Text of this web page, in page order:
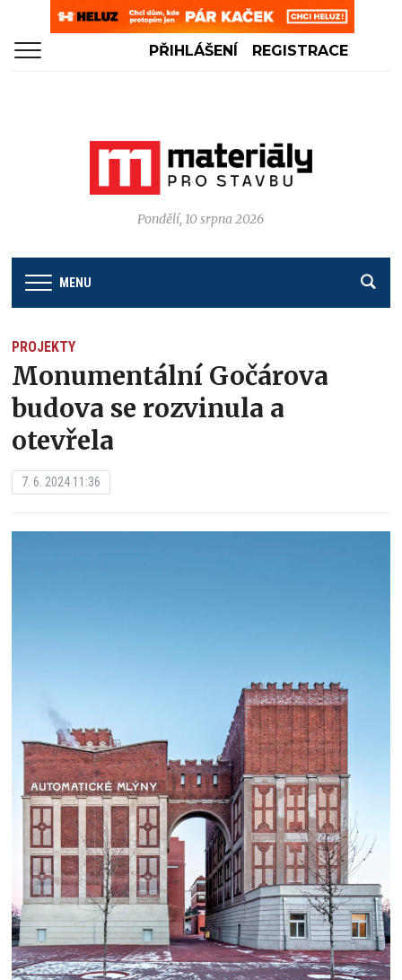
PŘIHLÁŠENÍ REGISTRACE
Pondělí, 10 srpna 2026
MENU
PROJEKTY
Monumentální Gočárova
budova se rozvinula a
otevřela
7. 6. 2024 11:36